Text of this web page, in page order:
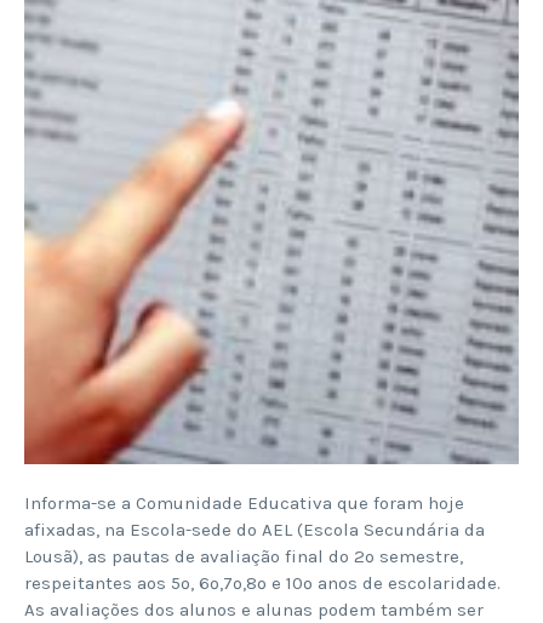
Informa-se a Comunidade Educativa que foram hoje
afixadas, na Escola-sede do AEL (Escola Secundária da
Lousã), as pautas de avaliação final do 2º semestre,
respeitantes aos 5º, 6º,7º,8º e 10º anos de escolaridade.
As avaliações dos alunos e alunas podem também ser